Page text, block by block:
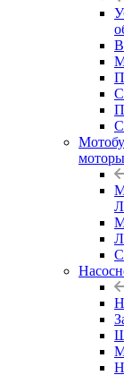
моторы